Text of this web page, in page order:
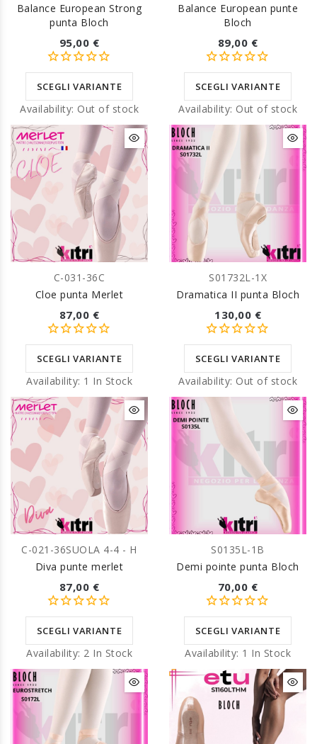
Balance European Strong
punta Bloch
95,00 €
SCEGLI VARIANTE
Availability: Out of stock
Balance European punte
Bloch
89,00 €
SCEGLI VARIANTE
Availability: Out of stock
C-031-36C
Cloe punta Merlet
87,00 €
SCEGLI VARIANTE
Availability: 1 In Stock
S01732L-1X
Dramatica II punta Bloch
130,00 €
SCEGLI VARIANTE
Availability: Out of stock
C-021-36SUOLA 4-4 - H
Diva punte merlet
87,00 €
SCEGLI VARIANTE
Availability: 2 In Stock
S0135L-1B
Demi pointe punta Bloch
70,00 €
SCEGLI VARIANTE
Availability: 1 In Stock